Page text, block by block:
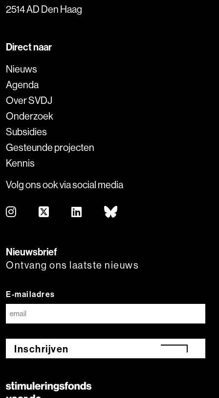
2514 AD Den Haag
Direct naar
Nieuws
Agenda
Over SVDJ
Onderzoek
Subsidies
Gesteunde projecten
Kennis
Volg ons ook via social media
Nieuwsbrief
Ontvang ons laatste nieuws
E-mailadres
Inschrijven